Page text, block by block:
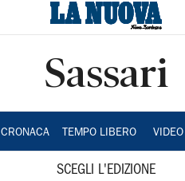
Sassari
CRONACA TEMPO LIBERO VIDEO
SCEGLI L'EDIZIONE